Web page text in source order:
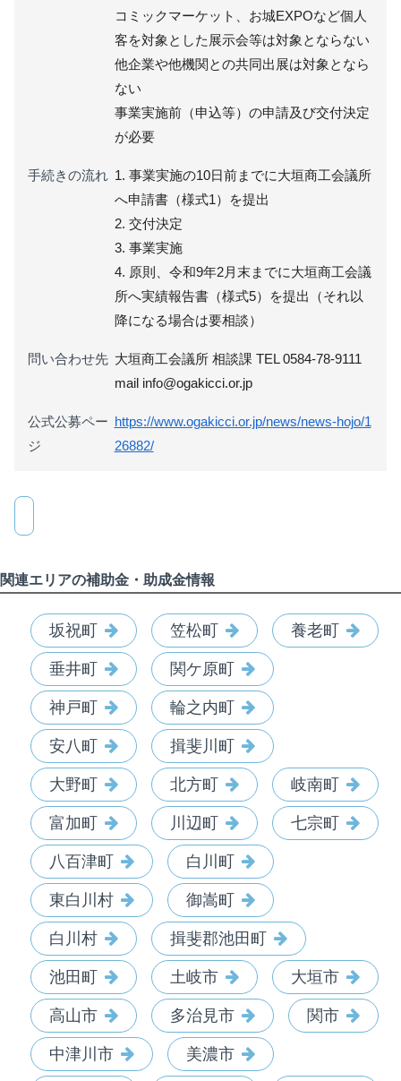
コミックマーケット、お城EXPOなど個人
客を対象とした展示会等は対象とならない
他企業や他機関との共同出展は対象となら
ない
事業実施前（申込等）の申請及び交付決定
が必要
手続きの流れ 1. 事業実施の10日前までに大垣商工会議所
へ申請書（様式1）を提出
2. 交付決定
3. 事業実施
4. 原則、令和9年2月末までに大垣商工会議
所へ実績報告書（様式5）を提出（それ以
降になる場合は要相談）
問い合わせ先 大垣商工会議所 相談課 TEL 0584-78-9111
mail info@ogakicci.or.jp
公式公募ペー
ジ
https://www.ogakicci.or.jp/news/news-hojo/1
26882/
関連エリアの補助金・助成金情報
坂祝町 笠松町 養老町
垂井町 関ケ原町
神戸町 輪之内町
安八町 揖斐川町
大野町 北方町 岐南町
富加町 川辺町 七宗町
八百津町 白川町
東白川村 御嵩町
白川村 揖斐郡池田町
池田町 土岐市 大垣市
高山市 多治見市 関市
中津川市 美濃市